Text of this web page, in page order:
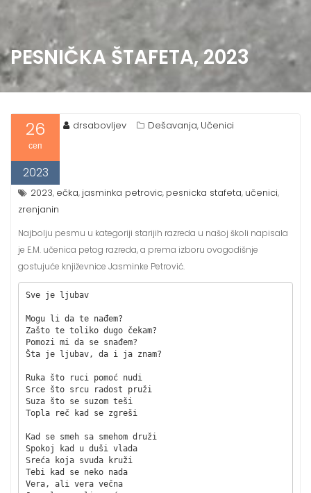
PESNIČKA ŠTAFETA, 2023
26
сеп
2023
drsabovljev Dešavanja, Učenici
2023, ečka, jasminka petrovic, pesnicka stafeta, učenici,
zrenjanin
Najbolju pesmu u kategoriji starijih razreda u našoj školi napisala
je E.M. učenica petog razreda, a prema izboru ovogodišnje
gostujuće književnice Jasminke Petrović.
Sve je ljubav
Mogu li da te nađem?
Zašto te toliko dugo čekam?
Pomozi mi da se snađem?
Šta je ljubav, da i ja znam?
Ruka što ruci pomoć nudi
Srce što srcu radost pruži
Suza što se suzom teši
Topla reč kad se zgreši
Kad se smeh sa smehom druži
Spokoj kad u duši vlada
Sreća koja svuda kruži
Tebi kad se neko nada
Vera, ali vera večna